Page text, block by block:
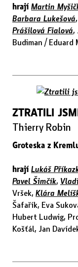
hrajíMartin
Barbara Lukešová
Prášilová Fialová,
Budiman / Eduard
ZTRATILI
Thierry Robin
Groteska z
hrajíLukáš
Pavel Šimčík,
Vršek, Klára
Šafařík, Eva
Hubert Ludwig,
Košťál, Jan